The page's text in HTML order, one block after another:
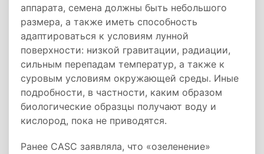
аппарата, семена должны быть небольшого
размера, а также иметь способность
адаптироваться к условиям лунной
поверхности: низкой гравитации, радиации,
сильным перепадам температур, а также к
суровым условиям окружающей среды. Иные
подробности, в частности, каким образом
биологические образцы получают воду и
кислород, пока не приводятся.
Ранее CASC заявляла, что «озеленение»